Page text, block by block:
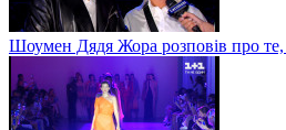
Шоумен Дядя Жора розповів про те,